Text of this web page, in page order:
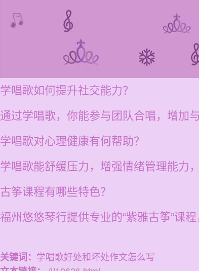
学唱歌如何提升社交能力？
通过学唱歌，你能参与团队合唱，增加
学唱歌对心理健康有何帮助？
学唱歌能舒缓压力，增强情绪管理能力
古筝课程有哪些特色？
福州悠悠琴行提供专业的“紫雅古筝”课
关键词： 学唱歌好处和坏处作文怎么写